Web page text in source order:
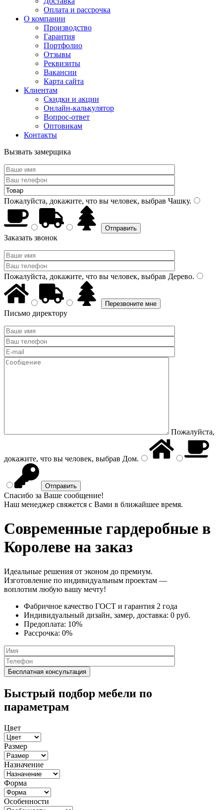
Оплата и рассрочка
О компании
Производство
Гарантия
Портфолио
Отзывы
Реквизиты
Вакансии
Карта сайта
Клиентам
Скидки и акции
Онлайн-калькулятор
Вопрос-ответ
Оптовикам
Контакты
Вызвать замерщика
Пожалуйста, докажите, что вы человек, выбрав Чашку.
Заказать звонок
Пожалуйста, докажите, что вы человек, выбрав Дерево.
Письмо директору
Пожалуйста,
докажите, что вы человек, выбрав Дом.
Спасибо за Ваше сообщение!
Наш менеджер свяжется с Вами в ближайшее время.
Современные гардеробные в
Королеве на заказ
Идеальные решения от эконом до премиум.
Изготовление по индивидуальным проектам —
воплотим любую вашу мечту!
Фабричное качество ГОСТ и гарантия 2 года
Индивидуальный дизайн, замер, доставка: 0 руб.
Предоплата: 10%
Рассрочка: 0%
Быстрый подбор мебели по
параметрам
Цвет
Размер
Назначение
Форма
Особенности